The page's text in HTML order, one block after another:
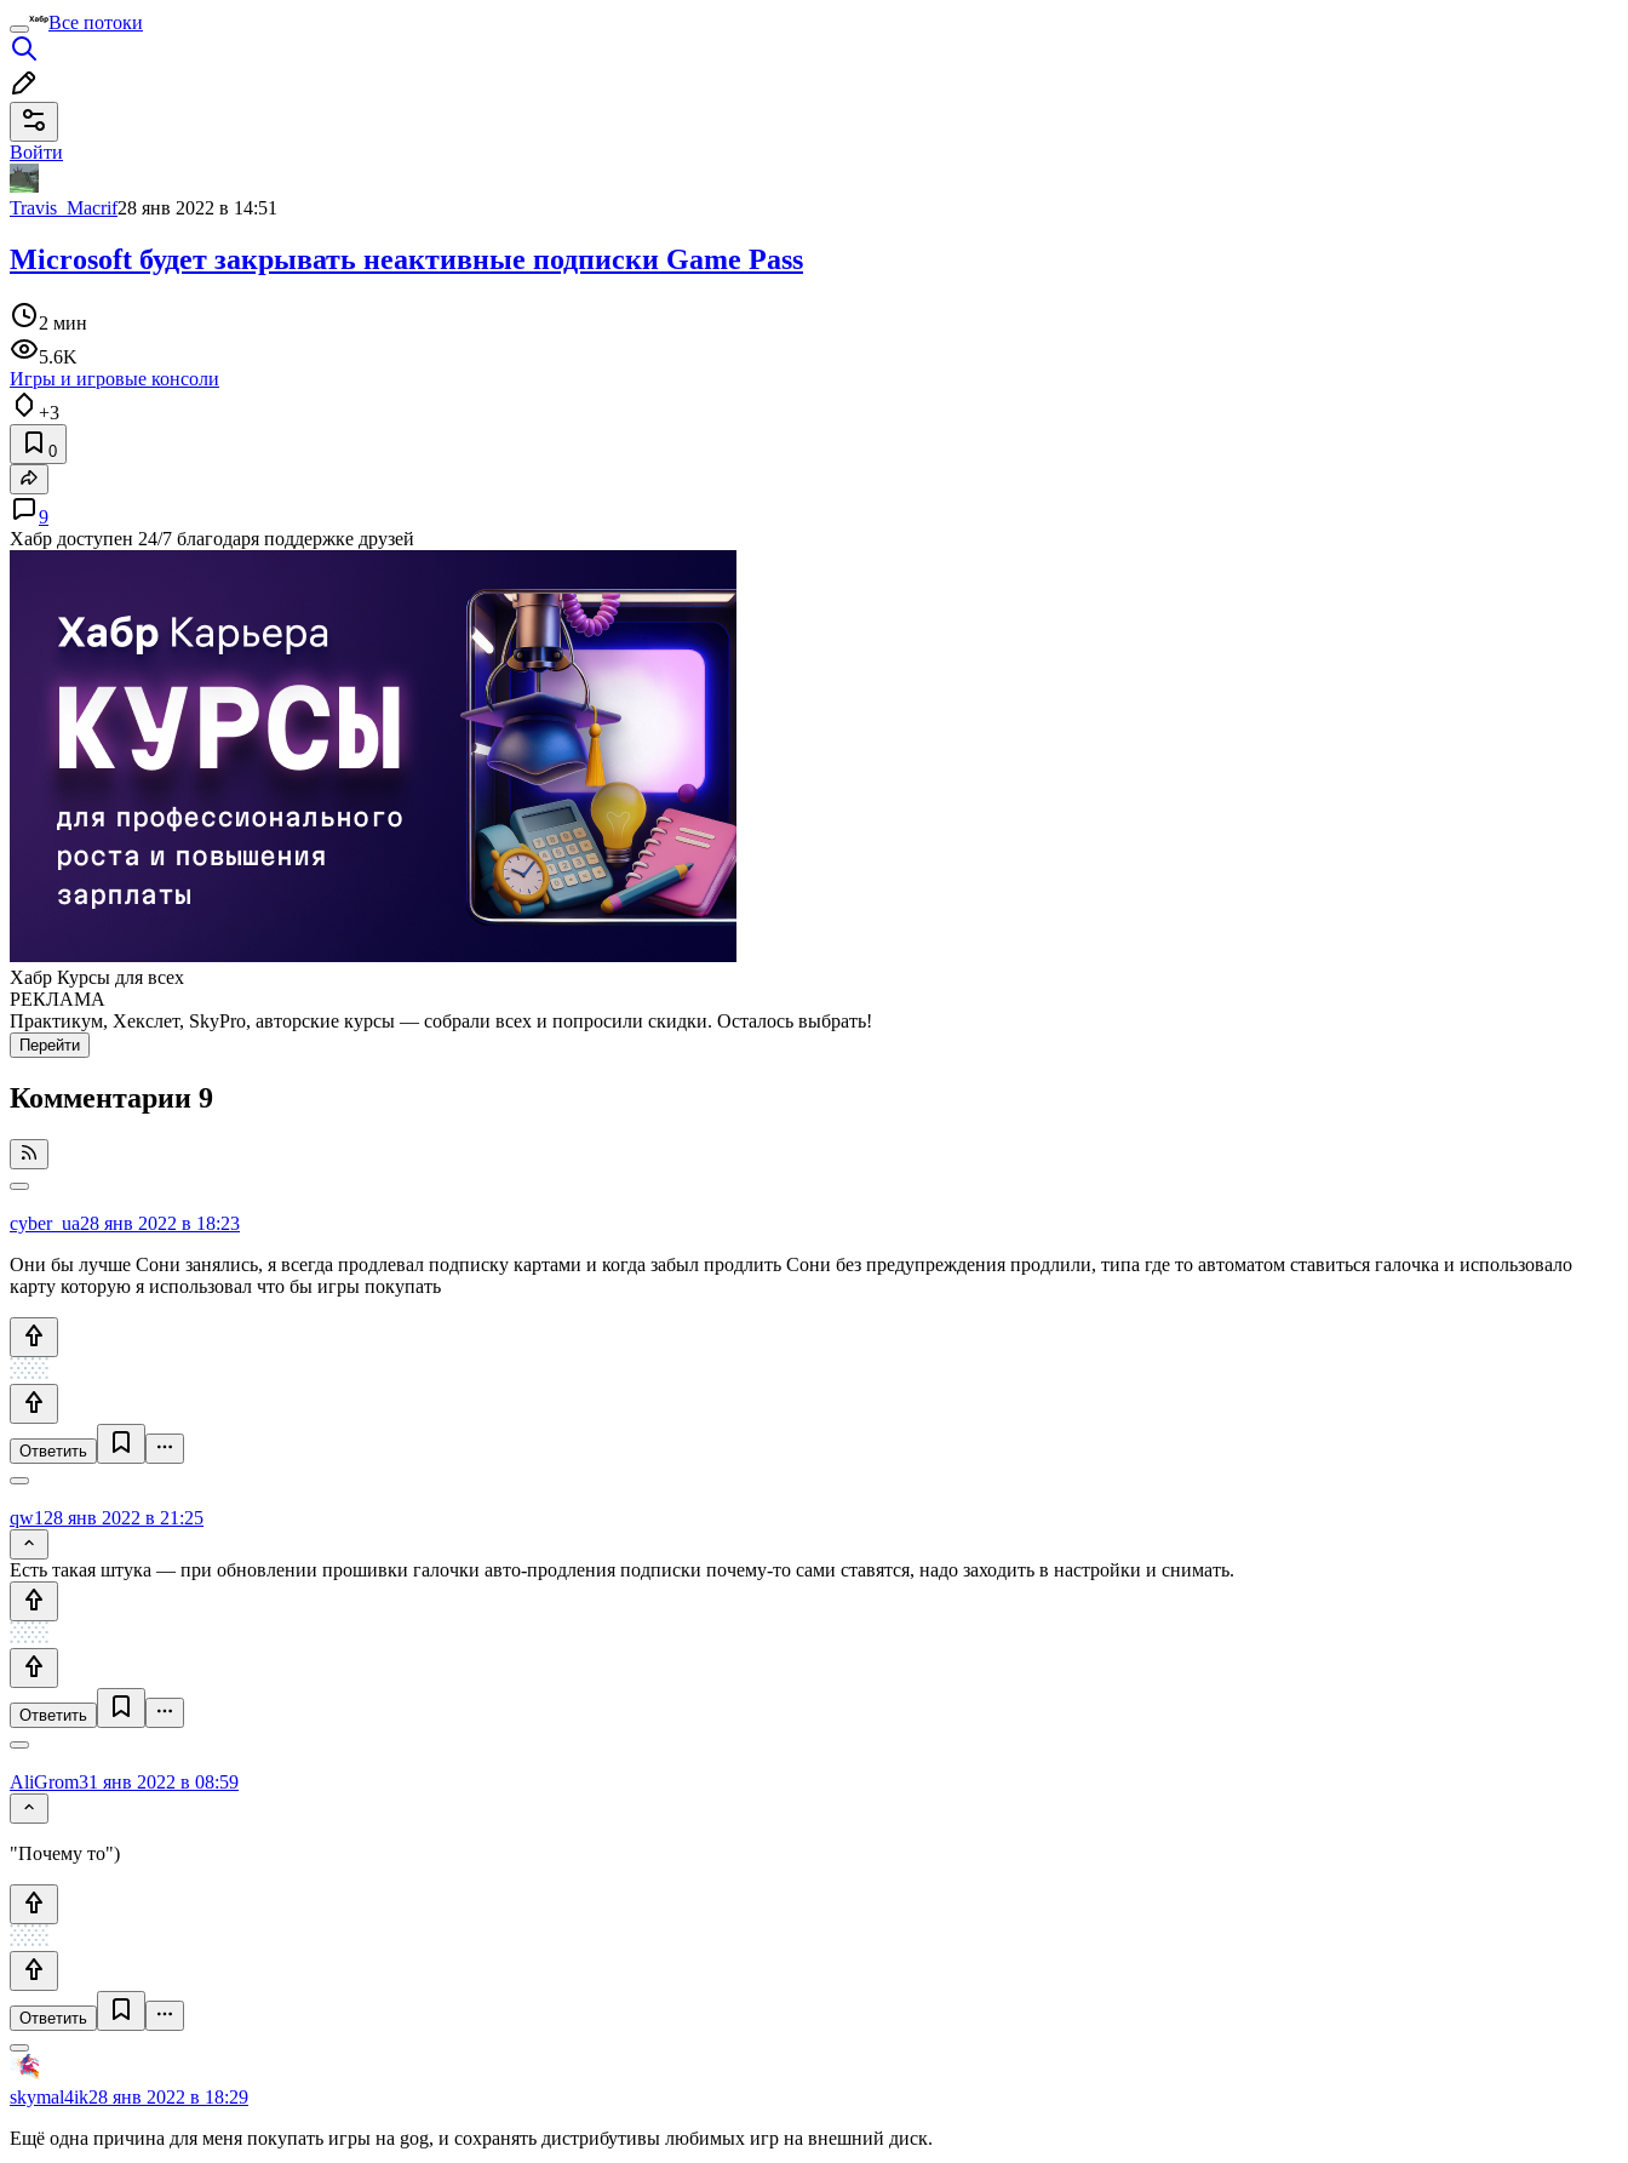
Все потоки
Войти
Travis_Macrif28 янв 2022 в 14:51
Microsoft будет закрывать неактивные подписки Game Pass
2 мин
5.6K
Игры и игровые консоли
+3
0
9
Хабр доступен 24/7 благодаря поддержке друзей
Хабр Курсы для всех
РЕКЛАМА
Практикум, Хекслет, SkyPro, авторские курсы — собрали всех и попросили скидки. Осталось выбрать!
Перейти
Комментарии 9
cyber_ua28 янв 2022 в 18:23
Они бы лучше Сони занялись, я всегда продлевал подписку картами и когда забыл продлить Сони без предупреждения продлили, типа где то автоматом ставиться галочка и использовало
карту которую я использовал что бы игры покупать
Ответить
qw1 28 янв 2022 в 21:25
Есть такая штука — при обновлении прошивки галочки авто-продления подписки почему-то сами ставятся, надо заходить в настройки и снимать.
Ответить
AliGrom31 янв 2022 в 08:59
"Почему то")
Ответить
skymal4ik28 янв 2022 в 18:29
Ещё одна причина для меня покупать игры на gog, и сохранять дистрибутивы любимых игр на внешний диск.